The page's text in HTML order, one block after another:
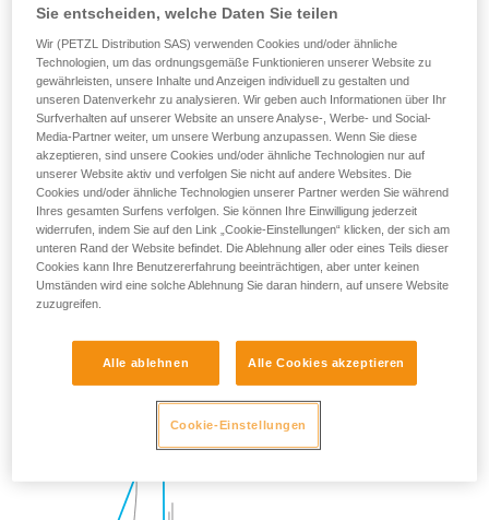
einzuholen, um ein ausreichend langes Seil mitzunehmen.
vorzusehen.
Die Realität vor Ort sieht möglicherweise etwas anders aus
als angekündigt und es könnte passieren, dass Ihr Seil zu
kurz ist. Die Situation kann heikel werden, wenn Sie nicht
gewisse Vorsichtsmaßnahmen ergreifen.
Welche Vorsichtsmaßnahmen sind also in der Praxis
erforderlich?
- Beim Sportklettern:Machen Sie IMMER einen Knoten ins
Seilende.
Sie entscheiden, welche Daten Sie teilen
Wir (PETZL Distribution SAS) verwenden Cookies und/oder ähnliche
Technologien, um das ordnungsgemäße Funktionieren unserer Website zu
gewährleisten, unsere Inhalte und Anzeigen individuell zu gestalten und
unseren Datenverkehr zu analysieren. Wir geben auch Informationen über Ihr
Surfverhalten auf unserer Website an unsere Analyse-, Werbe- und Social-
Media-Partner weiter, um unsere Werbung anzupassen. Wenn Sie diese
akzeptieren, sind unsere Cookies und/oder ähnliche Technologien nur auf
unserer Website aktiv und verfolgen Sie nicht auf andere Websites. Die
Cookies und/oder ähnliche Technologien unserer Partner werden Sie während
Ihres gesamten Surfens verfolgen. Sie können Ihre Einwilligung jederzeit
widerrufen, indem Sie auf den Link „Cookie-Einstellungen“ klicken, der sich am
unteren Rand der Website befindet. Die Ablehnung aller oder eines Teils dieser
Cookies kann Ihre Benutzererfahrung beeinträchtigen, aber unter keinen
Umständen wird eine solche Ablehnung Sie daran hindern, auf unsere Website
zuzugreifen.
Alle ablehnen Alle Cookies akzeptieren
Cookie-Einstellungen